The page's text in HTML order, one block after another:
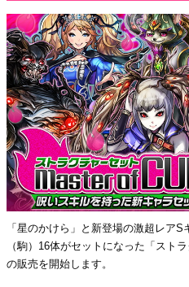
「星のかけら」と新登場の激超レア
（駒）16体がセットになった「スト
の販売を開始します。